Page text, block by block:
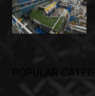
POPULAR